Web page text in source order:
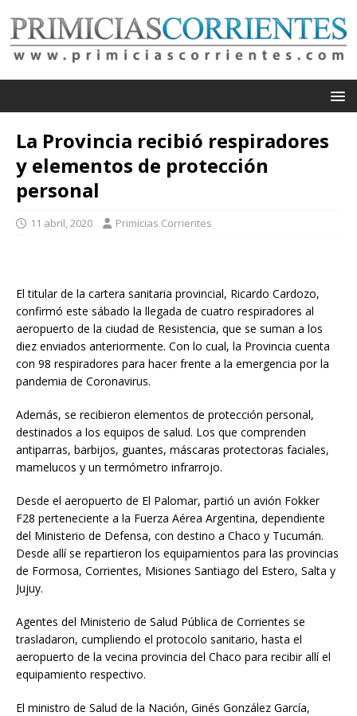
La Provincia recibió respiradores
y elementos de protección
personal
11 abril, 2020 Primicias Corrientes
El titular de la cartera sanitaria provincial, Ricardo Cardozo,
confirmó este sábado la llegada de cuatro respiradores al
aeropuerto de la ciudad de Resistencia, que se suman a los
diez enviados anteriormente. Con lo cual, la Provincia cuenta
con 98 respiradores para hacer frente a la emergencia por la
pandemia de Coronavirus.
Además, se recibieron elementos de protección personal,
destinados a los equipos de salud. Los que comprenden
antiparras, barbijos, guantes, máscaras protectoras faciales,
mamelucos y un termómetro infrarrojo.
Desde el aeropuerto de El Palomar, partió un avión Fokker
F28 perteneciente a la Fuerza Aérea Argentina, dependiente
del Ministerio de Defensa, con destino a Chaco y Tucumán.
Desde allí se repartieron los equipamientos para las provincias
de Formosa, Corrientes, Misiones Santiago del Estero, Salta y
Jujuy.
Agentes del Ministerio de Salud Pública de Corrientes se
trasladaron, cumpliendo el protocolo sanitario, hasta el
aeropuerto de la vecina provincia del Chaco para recibir allí el
equipamiento respectivo.
El ministro de Salud de la Nación, Ginés González García,